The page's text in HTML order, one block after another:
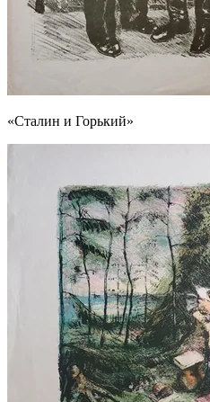
«Сталин и Горький»